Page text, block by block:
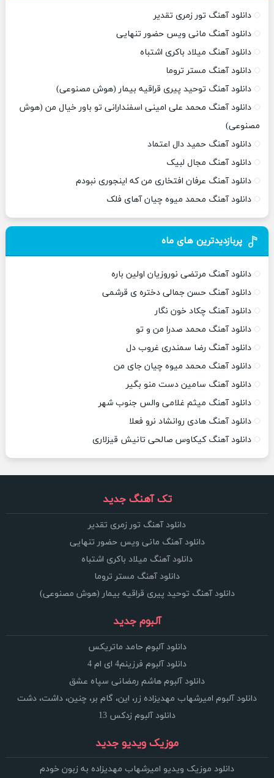
دانلود آهنگ تور زمری تقدیر
دانلود آهنگ مانی ویس حضور تنهایی
دانلود آهنگ میلاد باکری اشتباه
دانلود آهنگ مستر تروما
دانلود آهنگ توحید پیری قراقیه بیمار (هوش مصنوعی)
دانلود آهنگ محمد علی امینی اسفندارانی تو باور خیال من (هوش
مصنوعی)
دانلود آهنگ حمید دال اعتماد
دانلود آهنگ مجال لبیک
دانلود آهنگ عرفان افتخاری من که اینجوری نبودم
دانلود آهنگ محمد میوه چیان آهای فلک
پربازدیدترین های ماه
دانلود آهنگ مرتضی نوروزیان اولین باره
دانلود آهنگ حسن جمالی دختره ی قرشمی
دانلود آهنگ چکاد خون نگار
دانلود آهنگ محمد صدرا من و تو
دانلود آهنگ رضا سمندری غروب دل
دانلود آهنگ محمد میوه چیان جای من
دانلود آهنگ سامین دست منو بگیر
دانلود آهنگ میثم غلامی والس جنوب شهر
دانلود آهنگ هادی روانشاد نرو فعلا
دانلود آهنگ کیکاوس صالحی تانیش قیزلاری
تک آهنگ جدید
دانلود آهنگ تور زمری تقدیر
دانلود آهنگ مانی ویس حضور تنهایی
دانلود آهنگ میلاد باکری اشتباه
دانلود آهنگ مستر تروما
دانلود آهنگ توحید پیری قراقیه بیمار (هوش مصنوعی)
آلبوم جدید
دانلود آلبوم حامد ماتریکس
دانلود آلبوم فرزینم4 ای ام 4
دانلود آلبوم هاشم رمضانی سپاه عشق
دانلود آلبوم امیرشهاب مهدیزاده زر، این، گام بر، چنین، داشت، دشت
دانلود آلبوم زدکس 13
موزیک ویدیو جدید
دانلود موزیک ویدیو امیرشهاب مهدیزاده به زبون خودم